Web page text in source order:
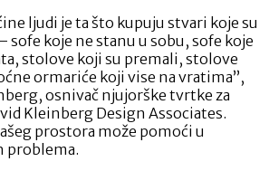
ljudi je ta što kupuju stvari koje su
sofe koje ne stanu u sobu, sofe koje
stolove koji su premali, stolove
ormariće koji vise na vratima”,
osnivač njujorške tvrtke za
Kleinberg Design Associates.
prostora može pomoći u
problema.